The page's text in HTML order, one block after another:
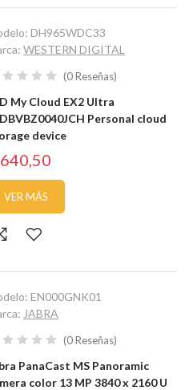
DH965WDC33
WESTERN DIGITAL
(0Reseñas)
My Cloud EX2 Ultra
Personal cloud
device
VER MÁS
EN000GNK01
JABRA
(0Reseñas)
PanaCast MS Panoramic
color 13 MP 3840 x 2160 U